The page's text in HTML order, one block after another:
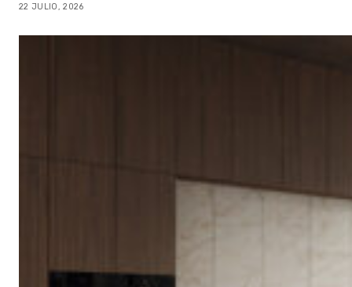
22 JULIO, 2026